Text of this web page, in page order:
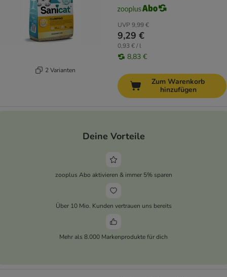
2 Varianten
UVP 9,99 €
9,29 €
0,93 € / l
8,83 €
Zum Warenkorb
hinzufügen
Deine Vorteile
zooplus Abo aktivieren & immer 5% sparen
Über 10 Mio. Kunden vertrauen uns bereits
Mehr als 8.000 Markenprodukte für dich